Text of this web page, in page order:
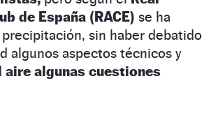
de España (RACE) se ha
sin haber debatido
algunos aspectos técnicos y
aire algunas cuestiones